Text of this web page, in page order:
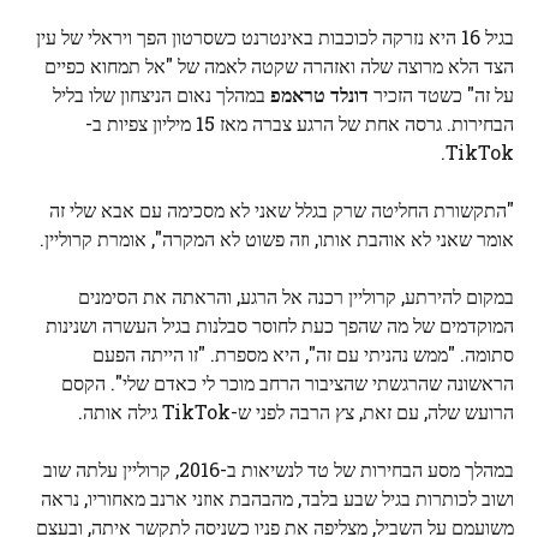
בגיל 16 היא נזרקה לכוכבות באינטרנט כשסרטון הפך ויראלי של עין
הצד הלא מרוצה שלה ואזהרה שקטה לאמה של "אל תמחוא כפיים
על זה" כשטד הזכיר דונלד טראמפ במהלך נאום הניצחון שלו בליל
הבחירות. גרסה אחת של הרגע צברה מאז 15 מיליון צפיות ב-
TikTok.
"התקשורת החליטה שרק בגלל שאני לא מסכימה עם אבא שלי זה
אומר שאני לא אוהבת אותו, וזה פשוט לא המקרה", אומרת קרוליין.
במקום להירתע, קרוליין רכנה אל הרגע, והראתה את הסימנים
המוקדמים של מה שהפך כעת לחוסר סבלנות בגיל העשרה ושנינות
סתומה. "ממש נהניתי עם זה", היא מספרת. "זו הייתה הפעם
הראשונה שהרגשתי שהציבור הרחב מוכר לי כאדם שלי". הקסם
הרועש שלה, עם זאת, צץ הרבה לפני ש-TikTok גילה אותה.
במהלך מסע הבחירות של טד לנשיאות ב-2016, קרוליין עלתה שוב
ושוב לכותרות בגיל שבע בלבד, מהבהבת אוזני ארנב מאחוריו, נראה
משועמם על השביל, מצליפה את פניו כשניסה לתקשר איתה, ובעצם